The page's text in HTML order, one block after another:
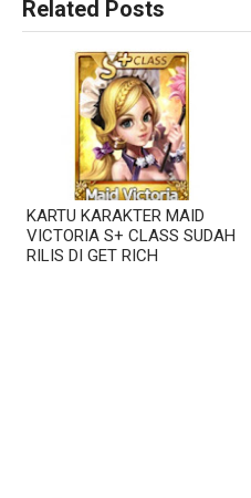
Related Posts
KARTU KARAKTER MAID
VICTORIA S+ CLASS SUDAH
RILIS DI GET RICH